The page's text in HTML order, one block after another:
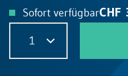
Sofort verfügbarCHF
1